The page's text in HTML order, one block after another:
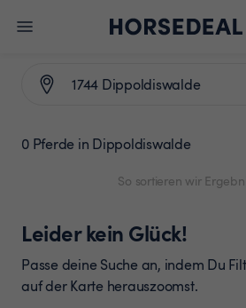
0 Pferde in Dippoldiswalde
So sortieren wir
Leider kein Glück!
Passe deine Suche an, indem Du
auf der Karte herauszoomst.